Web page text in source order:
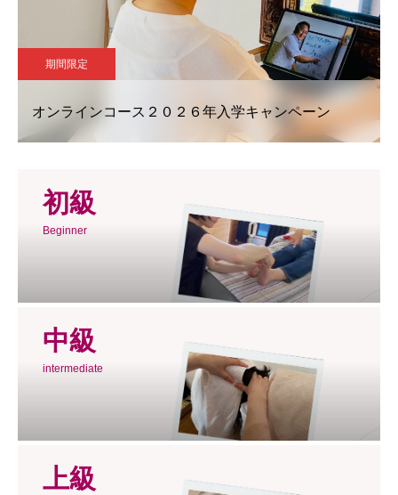
期間限定
オンラインコース２０２６年入学キャンペーン
初級
Beginner
中級
intermediate
上級